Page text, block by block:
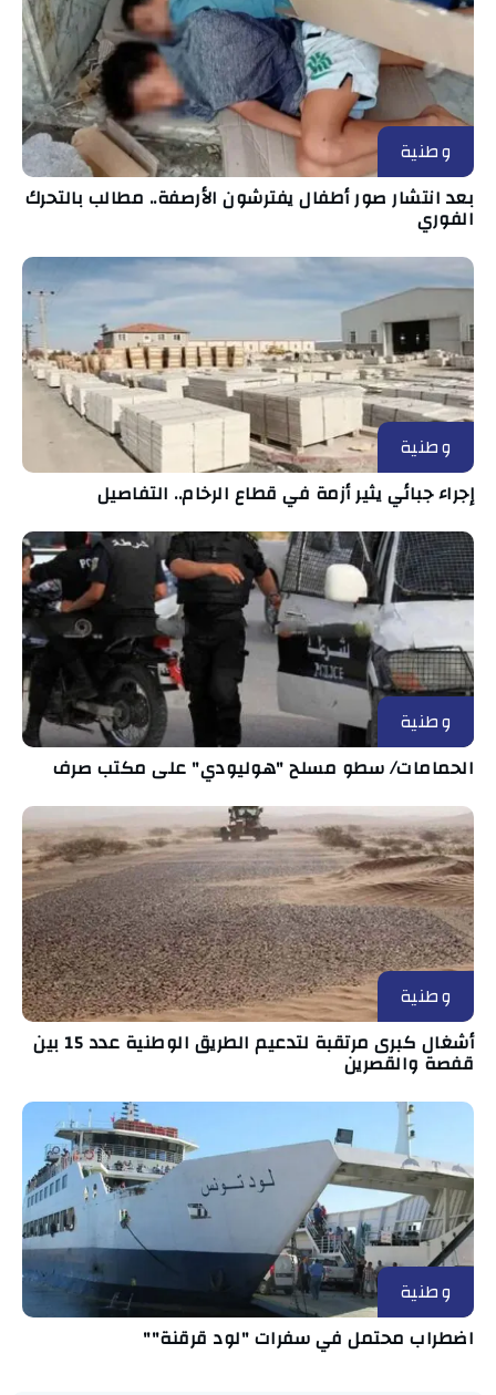
وطنية
بعد انتشار صور أطفال يفترشون الأرصفة.. مطالب بالتحرك
الفوري
وطنية
إجراء جبائي يثير أزمة في قطاع الرخام.. التفاصيل
وطنية
الحمامات/ سطو مسلح "هوليودي" على مكتب صرف
وطنية
أشغال كبرى مرتقبة لتدعيم الطريق الوطنية عدد 15 بين
قفصة والقصرين
وطنية
اضطراب محتمل في سفرات "لود قرقنة""